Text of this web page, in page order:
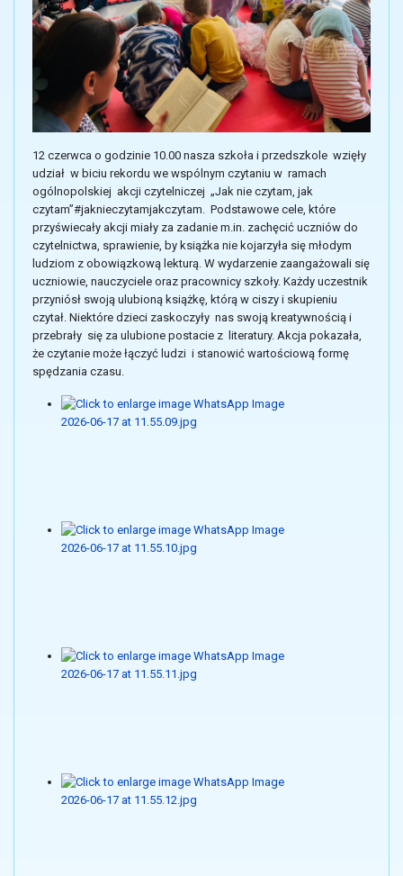
12 czerwca o godzinie 10.00 nasza szkoła i przedszkole wzięły
udział w biciu rekordu we wspólnym czytaniu w ramach
ogólnopolskiej akcji czytelniczej „Jak nie czytam, jak
czytam”#jaknieczytamjakczytam. Podstawowe cele, które
przyświecały akcji miały za zadanie m.in. zachęcić uczniów do
czytelnictwa, sprawienie, by książka nie kojarzyła się młodym
ludziom z obowiązkową lekturą. W wydarzenie zaangażowali się
uczniowie, nauczyciele oraz pracownicy szkoły. Każdy uczestnik
przyniósł swoją ulubioną książkę, którą w ciszy i skupieniu
czytał. Niektóre dzieci zaskoczyły nas swoją kreatywnością i
przebrały się za ulubione postacie z literatury. Akcja pokazała,
że czytanie może łączyć ludzi i stanowić wartościową formę
spędzania czasu.